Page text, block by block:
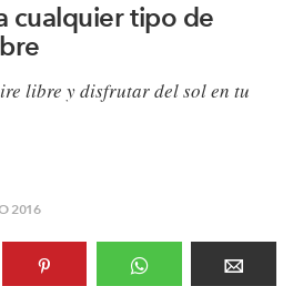
cualquier tipo de
libre y disfrutar del sol en tu
2016